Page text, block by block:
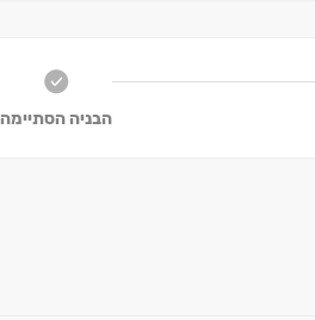
הבניה הסתיימה